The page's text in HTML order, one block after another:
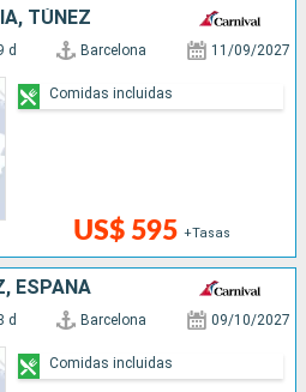
TÚNEZ
d Barcelona 11/09/2027
US$ 595 +Tasas
Comidas incluidas
ESPAÑA
d Barcelona 09/10/2027
Comidas incluidas